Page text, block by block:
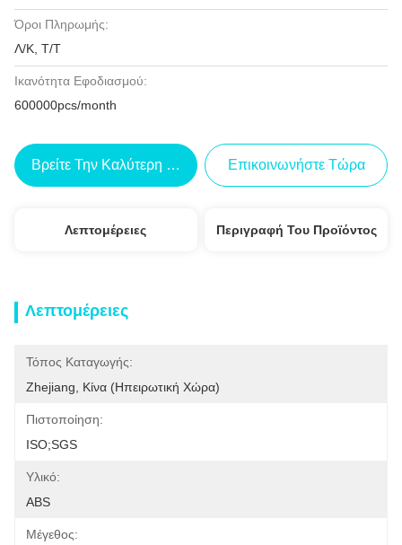
Όροι Πληρωμής:
Λ/Κ, Τ/Τ
Ικανότητα Εφοδιασμού:
600000pcs/month
Βρείτε Την Καλύτερη Τιμή Επικοινωνήστε Τώρα
Λεπτομέρειες Περιγραφή Του Προϊόντος
Λεπτομέρειες
Τόπος Καταγωγής:
Zhejiang, Κίνα (ηπειρωτική Χώρα)
Πιστοποίηση:
ISO;SGS
Υλικό:
ABS
Μέγεθος: